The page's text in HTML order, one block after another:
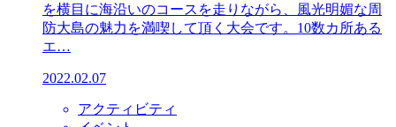
を横目に海沿いのコースを走りながら、風光明媚な周
防大島の魅力を満喫して頂く大会です。10数カ所ある
エ…
2022.02.07
アクティビティ